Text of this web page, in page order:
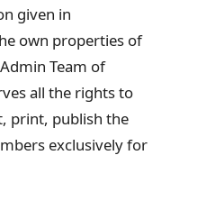
given in
own properties of
Team of
all the rights to
print, publish the
exclusively for